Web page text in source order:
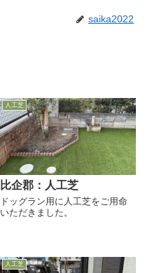
saika2022
人工芝
比企郡：人工芝
ドッグラン用に人工芝をご用命
いただきました。
人工芝